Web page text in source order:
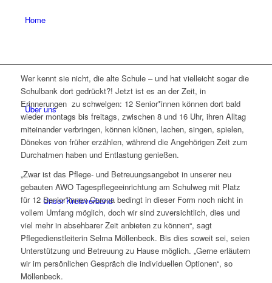
Home
Über uns
Unser Kreisverband
Wer kennt sie nicht, die alte Schule – und hat vielleicht sogar die
Schulbank dort gedrückt?! Jetzt ist es an der Zeit, in
Erinnerungen zu schwelgen: 12 Senior*innen können dort bald
wieder montags bis freitags, zwischen 8 und 16 Uhr, ihren Alltag
miteinander verbringen, können klönen, lachen, singen, spielen,
Dönekes von früher erzählen, während die Angehörigen Zeit zum
Durchatmen haben und Entlastung genießen.
„Zwar ist das Pflege- und Betreuungsangebot in unserer neu
gebauten AWO Tagespflegeeinrichtung am Schulweg mit Platz
für 12 Senior*innen Corona bedingt in dieser Form noch nicht in
vollem Umfang möglich, doch wir sind zuversichtlich, dies und
viel mehr in absehbarer Zeit anbieten zu können“, sagt
Pflegedienstleiterin Selma Möllenbeck. Bis dies soweit sei, seien
Unterstützung und Betreuung zu Hause möglich. „Gerne erläutern
wir im persönlichen Gespräch die individuellen Optionen“, so
Möllenbeck.